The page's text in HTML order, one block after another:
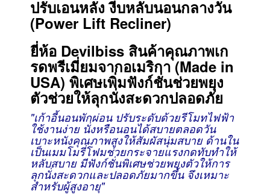
ปรับเอนหลัง งีบหลับนอนกลางวัน
(Power Lift Recliner)
ยี่ห้อ Devilbiss สินค้าคุณภาพเก
รดพรีเมี่ยมจากอเมริกา (Made in
USA) พิเศษเพิ่มฟังก์ชั่นช่วยพยุง
ตัวช่วยให้ลุกนั่งสะดวกปลอดภัย
"เก้าอี้นอนพักผ่อน ปรับระดับด้วยรีโมทไฟฟ้า
ใช้งานง่าย นั่งหรือนอนได้สบายตลอดวัน
เบาะหนังคุณภาพสูงให้สัมผัสนุ่มสบาย ด้านใน
เป็นเมมโมรี่โฟมช่วยกระจายแรงกดทับทำให้
หลับสบาย มีฟังก์ชั่นพิเศษช่วยพยุงตัวให้การ
ลุกนั่งสะดวกและปลอดภัยมากขึ้น จึงเหมาะ
สำหรับผู้สูงอายุ"